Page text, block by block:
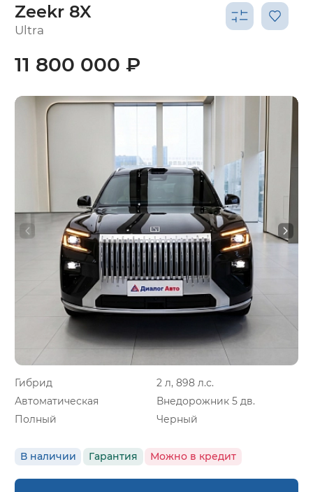
Zeekr 8X
Ultra
Гибрид
2 л, 898 л.с.
Автоматическая
Внедорожник 5 дв.
Полный
Черный
В наличии Гарантия Можно в кредит
11 800 000 ₽